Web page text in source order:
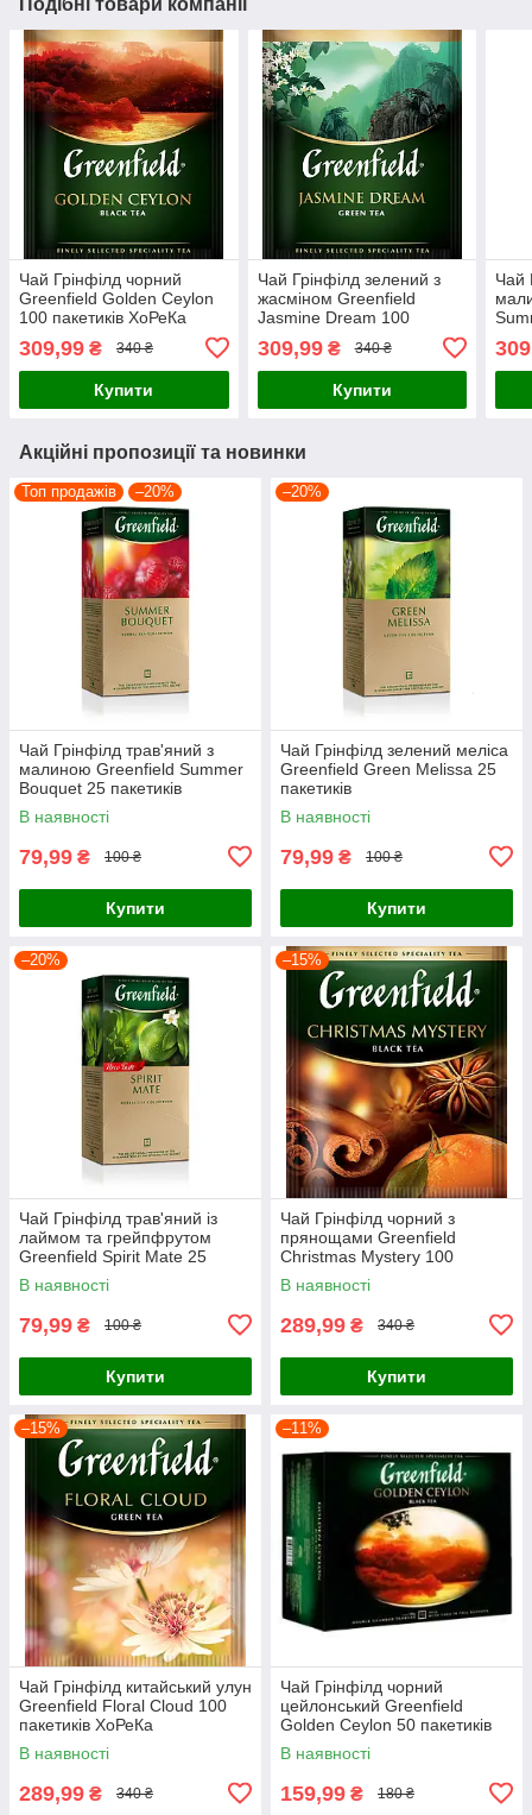
Подібні товари компанії
Чай Грінфілд чорний
Greenfield Golden Ceylon
100 пакетиків ХоРеКа
309,99 ₴ 340 ₴
Купити
Чай Грінфілд зелений з
жасміном Greenfield
Jasmine Dream 100
309,99₴ 340 ₴
Купити
Чай
Акційні пропозиції та новинки
Топ продажів –20%
Чай Грінфілд трав'яний з
малиною Greenfield Summer
Bouquet 25 пакетиків
В наявності
79,99 ₴ 100 ₴
Купити
–20%
Чай Грінфілд зелений меліса
Greenfield Green Melissa 25
пакетиків
В наявності
79,99 ₴ 100 ₴
Купити
–20%
Чай Грінфілд трав'яний із
лаймом та грейпфрутом
Greenfield Spirit Mate 25
пакетиків
В наявності
79,99 ₴ 100 ₴
Купити
–15%
Чай Грінфілд чорний з
прянощами Greenfield
Christmas Mystery 100
пакетиків ХоРеКа
В наявності
289,99 ₴ 340 ₴
Купити
–15%
Чай Грінфілд китайський улун
Greenfield Floral Cloud 100
пакетиків ХоРеКа
В наявності
289,99 ₴ 340 ₴
–11%
Чай Грінфілд чорний
цейлонський Greenfield
Golden Ceylon 50 пакетиків
В наявності
159,99 ₴ 180 ₴